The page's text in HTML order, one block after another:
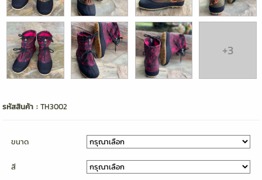
+3
รหัสสินค้า :TH3002
ขนาด
สี